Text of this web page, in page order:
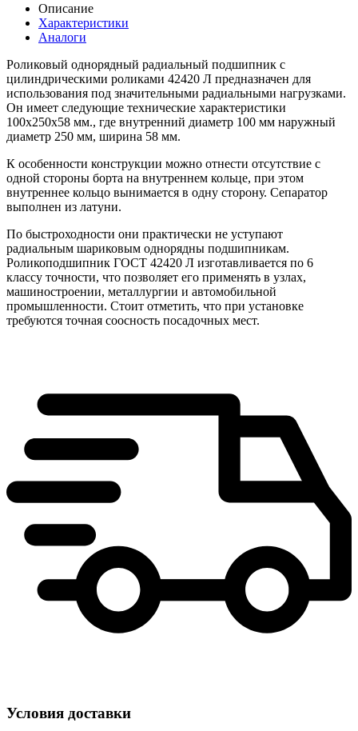
Описание
Характеристики
Аналоги
Роликовый однорядный радиальный подшипник с
цилиндрическими роликами 42420 Л предназначен для
использования под значительными радиальными нагрузками.
Он имеет следующие технические характеристики
100x250x58 мм., где внутренний диаметр 100 мм наружный
диаметр 250 мм, ширина 58 мм.
К особенности конструкции можно отнести отсутствие с
одной стороны борта на внутреннем кольце, при этом
внутреннее кольцо вынимается в одну сторону. Сепаратор
выполнен из латуни.
По быстроходности они практически не уступают
радиальным шариковым однорядны подшипникам.
Роликоподшипник ГОСТ 42420 Л изготавливается по 6
классу точности, что позволяет его применять в узлах,
машиностроении, металлургии и автомобильной
промышленности. Стоит отметить, что при установке
требуются точная соосность посадочных мест.
Условия доставки